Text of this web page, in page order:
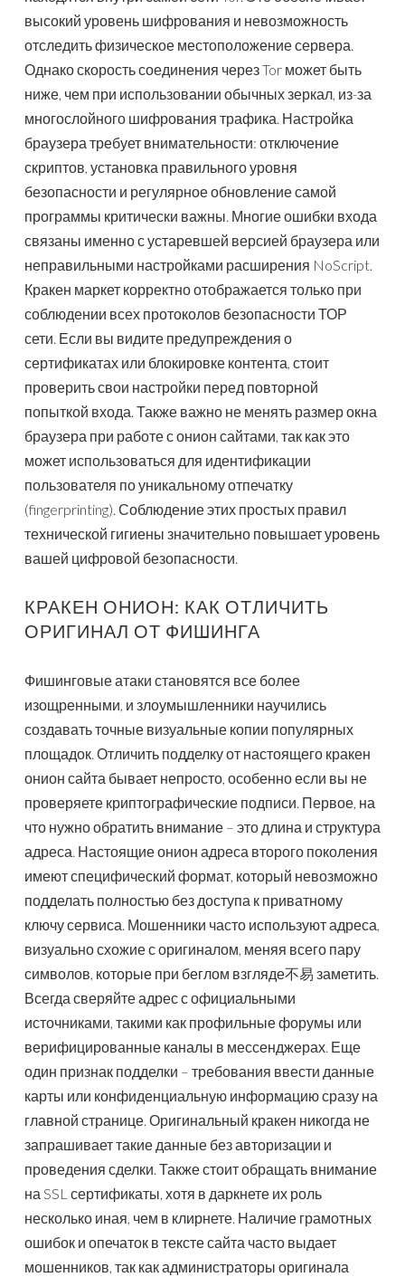
высокий уровень шифрования и невозможность
отследить физическое местоположение сервера.
Однако скорость соединения через Tor может быть
ниже, чем при использовании обычных зеркал, из-за
многослойного шифрования трафика. Настройка
браузера требует внимательности: отключение
скриптов, установка правильного уровня
безопасности и регулярное обновление самой
программы критически важны. Многие ошибки входа
связаны именно с устаревшей версией браузера или
неправильными настройками расширения NoScript.
Кракен маркет корректно отображается только при
соблюдении всех протоколов безопасности ТОР
сети. Если вы видите предупреждения о
сертификатах или блокировке контента, стоит
проверить свои настройки перед повторной
попыткой входа. Также важно не менять размер окна
браузера при работе с онион сайтами, так как это
может использоваться для идентификации
пользователя по уникальному отпечатку
(fingerprinting). Соблюдение этих простых правил
технической гигиены значительно повышает уровень
вашей цифровой безопасности.
КРАКЕН ОНИОН: КАК ОТЛИЧИТЬ
ОРИГИНАЛ ОТ ФИШИНГА
Фишинговые атаки становятся все более
изощренными, и злоумышленники научились
создавать точные визуальные копии популярных
площадок. Отличить подделку от настоящего кракен
онион сайта бывает непросто, особенно если вы не
проверяете криптографические подписи. Первое, на
что нужно обратить внимание – это длина и структура
адреса. Настоящие онион адреса второго поколения
имеют специфический формат, который невозможно
подделать полностью без доступа к приватному
ключу сервиса. Мошенники часто используют адреса,
визуально схожие с оригиналом, меняя всего пару
символов, которые при беглом взгляде不易 заметить.
Всегда сверяйте адрес с официальными
источниками, такими как профильные форумы или
верифицированные каналы в мессенджерах. Еще
один признак подделки – требования ввести данные
карты или конфиденциальную информацию сразу на
главной странице. Оригинальный кракен никогда не
запрашивает такие данные без авторизации и
проведения сделки. Также стоит обращать внимание
на SSL сертификаты, хотя в даркнете их роль
несколько иная, чем в клирнете. Наличие грамотных
ошибок и опечаток в тексте сайта часто выдает
мошенников, так как администраторы оригинала